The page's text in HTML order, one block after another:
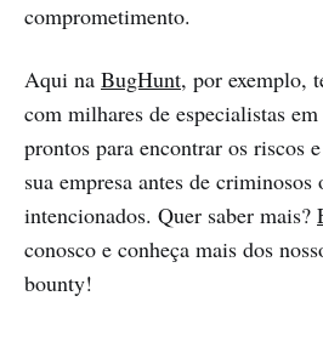
comprometimento.
Aqui na BugHunt, por exemplo,
com milhares de especialistas
prontos para encontrar os riscos
sua empresa antes de criminosos
intencionados. Quer saber mais?
conosco e conheça mais dos
bounty!